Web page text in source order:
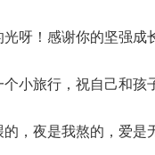
呀！感谢你的坚强成
小旅行，祝自己和孩
，夜是我熬的，爱是